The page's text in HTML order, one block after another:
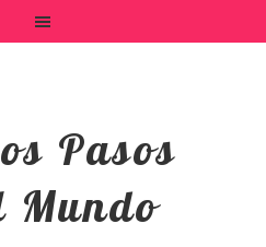
Pasos
Mundo